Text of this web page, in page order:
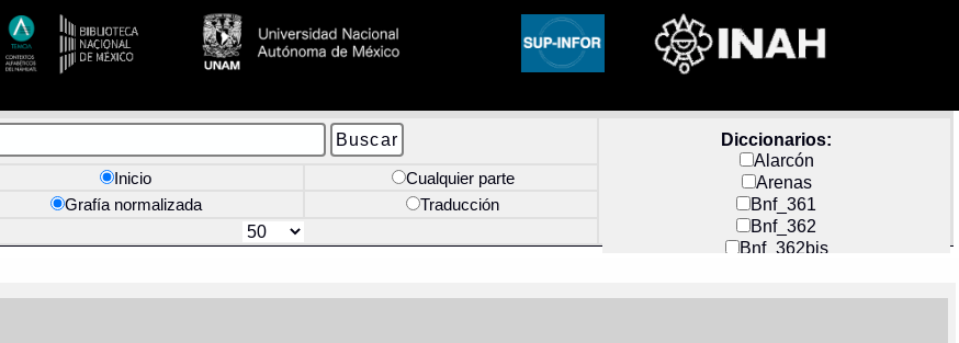
Diccionarios:
Alarcón
Arenas
Bnf_361
Bnf_362
Bnf_362bis
Inicio
Cualquier parte
Grafía normalizada
Traducción